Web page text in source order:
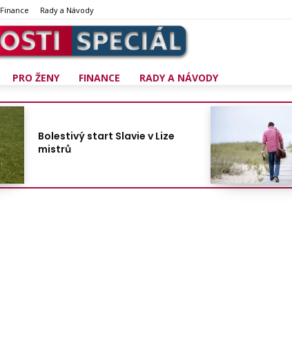
Finance Rady a Návody
PRO ŽENY FINANCE RADY A NÁVODY
Bolestivý start Slavie v Lize
mistrů